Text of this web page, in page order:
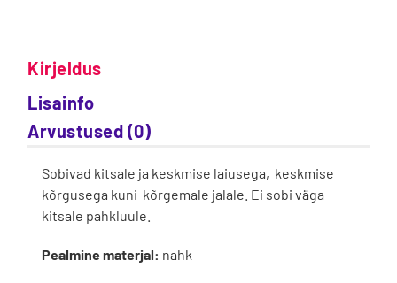
Kirjeldus
Lisainfo
Arvustused (0)
Sobivad kitsale ja keskmise laiusega, keskmise
kõrgusega kuni kõrgemale jalale. Ei sobi väga
kitsale pahkluule.
Pealmine materjal: nahk